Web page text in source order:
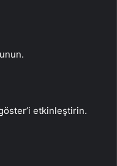
etkinleştirin.